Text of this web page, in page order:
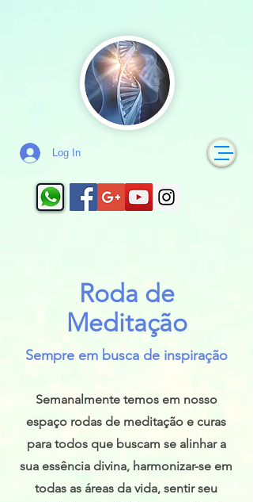
Log In
Roda de
Meditação
Sempre em busca de inspiração
Semanalmente temos em nosso
espaço rodas de meditação e curas
para todos que buscam se alinhar a
sua essência divina, harmonizar-se em
todas as áreas da vida, sentir seu